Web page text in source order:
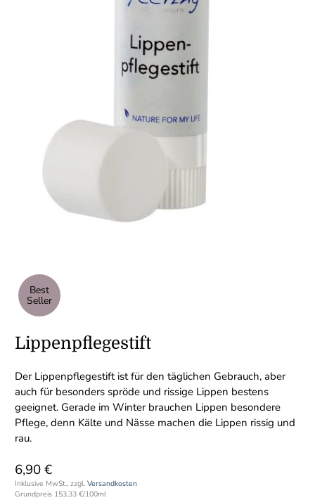
Best
Seller
Lippenpflegestift
Der Lippenpflegestift ist für den täglichen Gebrauch, aber
auch für besonders spröde und rissige Lippen bestens
geeignet. Gerade im Winter brauchen Lippen besondere
Pflege, denn Kälte und Nässe machen die Lippen rissig und
rau.
6,90 €
Inklusive MwSt., zzgl.Versandkosten
Grundpreis 153,33 €/100ml